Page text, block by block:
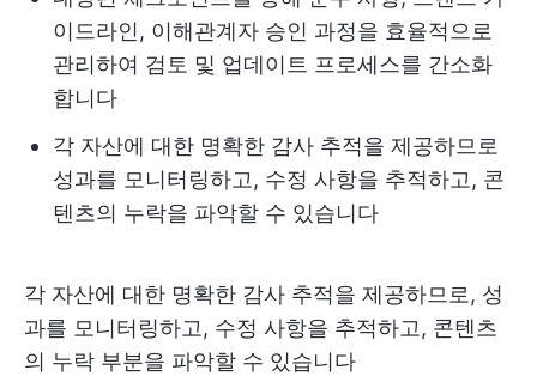
이드라인, 이해관계자 승인 과정을 효율적으로
관리하여 검토 및 업데이트 프로세스를 간소화
합니다
각 자산에 대한 명확한 감사 추적을 제공하므로
성과를 모니터링하고, 수정 사항을 추적하고, 콘
텐츠의 누락을 파악할 수 있습니다
각 자산에 대한 명확한 감사 추적을 제공하므로, 성
과를 모니터링하고, 수정 사항을 추적하고, 콘텐츠
의 누락 부분을 파악할 수 있습니다